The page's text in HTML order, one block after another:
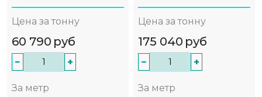
Цена за тонну
60 790 руб
− +
За метр
Цена за тонну
175 040 руб
− +
За метр